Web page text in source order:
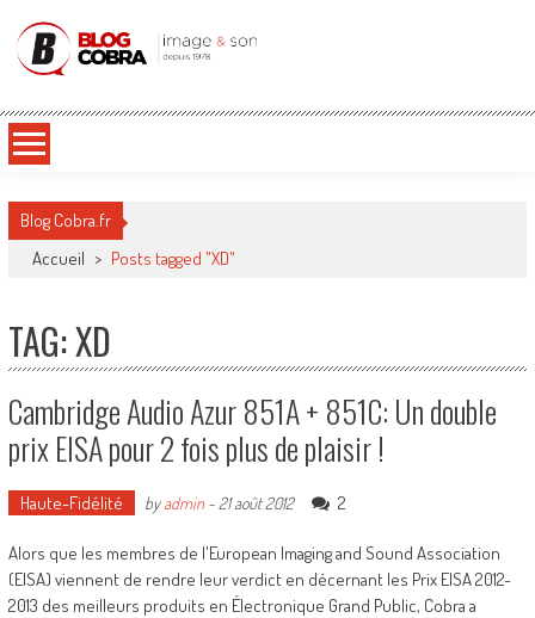
Blog Cobra
Blog Cobra.fr
Accueil > Posts tagged "XD"
TAG: XD
Cambridge Audio Azur 851A + 851C: Un double
prix EISA pour 2 fois plus de plaisir !
Haute-Fidélité byadmin- 21 août 2012 2
Alors que les membres de l'European Imaging and Sound Association
(EISA) viennent de rendre leur verdict en décernant les Prix EISA 2012-
2013 des meilleurs produits en Électronique Grand Public, Cobra a